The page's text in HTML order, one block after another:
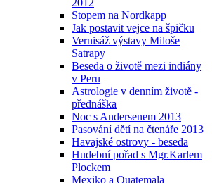
2012
Stopem na Nordkapp
Jak postavit vejce na špičku
Vernisáž výstavy Miloše
Satrapy
Beseda o životě mezi indiány
v Peru
Astrologie v denním životě -
přednáška
Noc s Andersenem 2013
Pasování dětí na čtenáře 2013
Havajské ostrovy - beseda
Hudební pořad s Mgr.Karlem
Plockem
Mexiko a Quatemala